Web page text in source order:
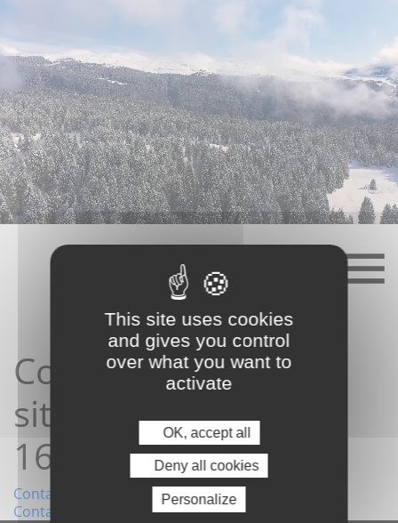
content
Contact depuis le
site21/08/2025
16:49:19
Navigation
Contact depuis le site01/08/2025 20:45:49
Contact depuis le site17/09/2025 11:37:54
This site uses cookies
and gives you control
over what you want to
activate
OK, accept all
Deny all cookies
Personalize